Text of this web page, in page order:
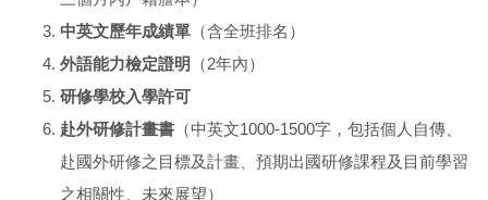
中英文歷年成績單 （含全班排名）
外語能力檢定證明
（2年內）
研修學校入學許可
赴外研修計畫書 （中英文1000-1500字，包括個人自傳、
赴國外研修之目標及計畫、預期出國研修課程及目前學習
之相關性、未來展望）